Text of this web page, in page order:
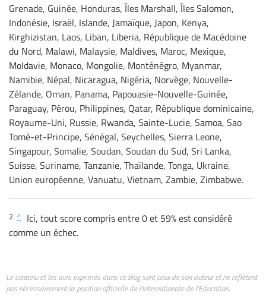
Grenade, Guinée, Honduras, Îles Marshall, Îles Salomon,
Indonésie, Israël, Islande, Jamaïque, Japon, Kenya,
Kirghizistan, Laos, Liban, Liberia, République de Macédoine
du Nord, Malawi, Malaysie, Maldives, Maroc, Mexique,
Moldavie, Monaco, Mongolie, Monténégro, Myanmar,
Namibie, Népal, Nicaragua, Nigéria, Norvège, Nouvelle-
Zélande, Oman, Panama, Papouasie-Nouvelle-Guinée,
Paraguay, Pérou, Philippines, Qatar, République dominicaine,
Royaume-Uni, Russie, Rwanda, Sainte-Lucie, Samoa, Sao
Tomé-et-Principe, Sénégal, Seychelles, Sierra Leone,
Singapour, Somalie, Soudan, Soudan du Sud, Sri Lanka,
Suisse, Suriname, Tanzanie, Thaïlande, Tonga, Ukraine,
Union européenne, Vanuatu, Vietnam, Zambie, Zimbabwe.
2. ^
Ici, tout score compris entre 0 et 59% est considéré
comme un échec.
Le contenu et les avis exprimés dans ce blog sont ceux de son auteur et ne reflètent
pas nécessairement la position officielle de l’Internationale de l’Education.